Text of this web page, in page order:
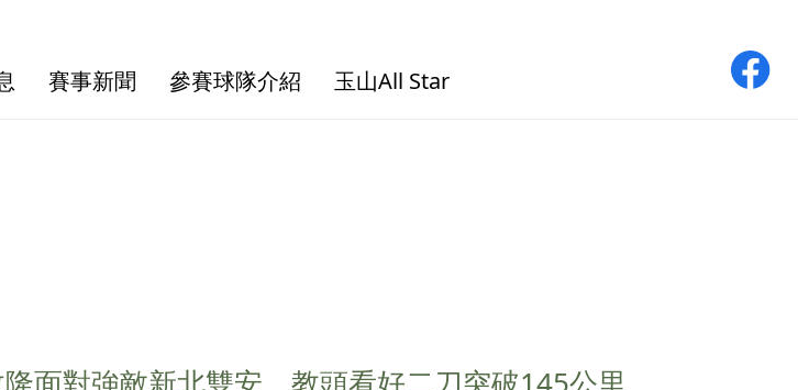
賽事新聞 參賽球隊介紹 玉山All Star